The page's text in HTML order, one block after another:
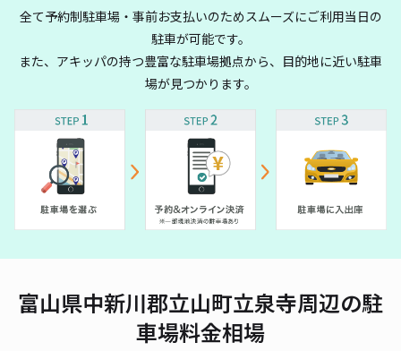
全て予約制駐車場・事前お支払いのためスムーズにご利用当日の
駐車が可能です。
また、アキッパの持つ豊富な駐車場拠点から、目的地に近い駐車
場が見つかります。
富山県中新川郡立山町立泉寺周辺の駐
車場料金相場